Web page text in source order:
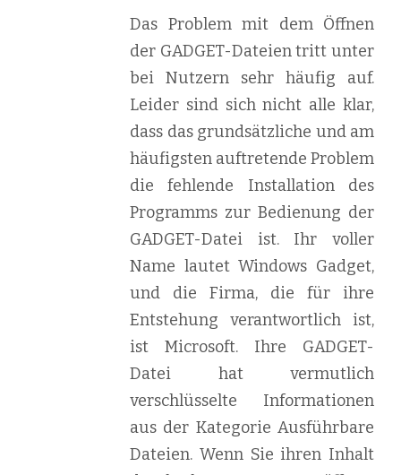
Das Problem mit dem Öffnen
der GADGET-Dateien tritt unter
bei Nutzern sehr häufig auf.
Leider sind sich nicht alle klar,
dass das grundsätzliche und am
häufigsten auftretende Problem
die fehlende Installation des
Programms zur Bedienung der
GADGET-Datei ist. Ihr voller
Name lautet Windows Gadget,
und die Firma, die für ihre
Entstehung verantwortlich ist,
ist Microsoft. Ihre GADGET-
Datei hat vermutlich
verschlüsselte Informationen
aus der Kategorie Ausführbare
Dateien. Wenn Sie ihren Inhalt